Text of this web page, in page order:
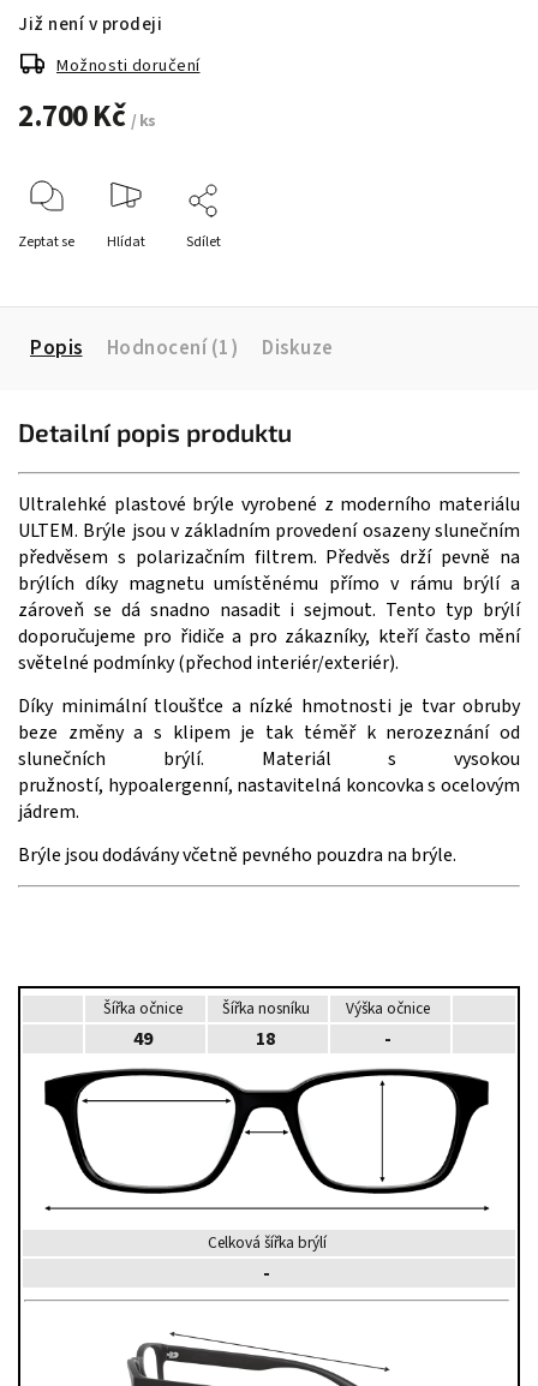
2.700 Kč / ks
Již není v prodeji
Možnosti doručení
Zeptat se Hlídat Sdílet
Popis Hodnocení (1) Diskuze
Detailní popis produktu
Ultralehké plastové brýle vyrobené z moderního materiálu
ULTEM. Brýle jsou v základním provedení osazeny slunečním
předvěsem s polarizačním filtrem. Předvěs drží pevně na
brýlích díky magnetu umístěnému přímo v rámu brýlí a
zároveň se dá snadno nasadit i sejmout. Tento typ brýlí
doporučujeme pro řidiče a pro zákazníky, kteří často mění
světelné podmínky (přechod interiér/exteriér).
Díky minimální tloušťce a nízké hmotnosti je tvar obruby
beze změny a s klipem je tak téměř k nerozeznání od
slunečních brýlí. Materiál s vysokou
pružností, hypoalergenní, nastavitelná koncovka s ocelovým
jádrem.
Brýle jsou dodávány včetně pevného pouzdra na brýle.
Šířka očnice Šířka nosníku Výška očnice
49 18 -
Celková šířka brýlí
-